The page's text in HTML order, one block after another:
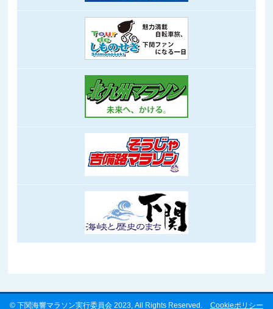
©下関海響マラソン実行委員会 2023, All Rights Reserved. Cookieポリシー